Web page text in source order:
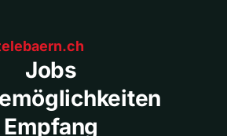
Jobs
Empfang